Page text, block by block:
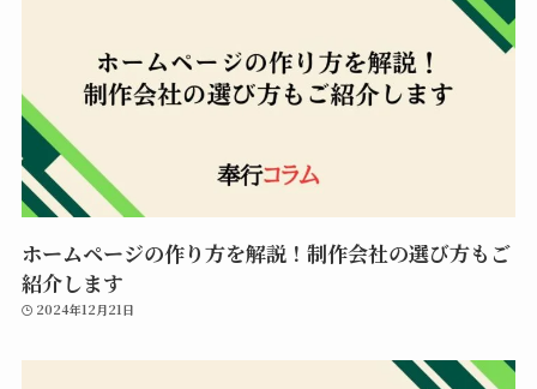
ホームページの作り方を解説！制作会社の選び方もご
紹介します
2024年12月21日